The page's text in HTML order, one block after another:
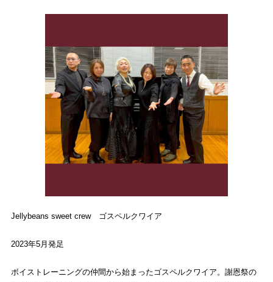
Jellybeans sweet crew ゴスペルクワイア
2023年5月発足
ボイストレーニングの仲間から始まったゴスペルクワイア。謝恩祭の